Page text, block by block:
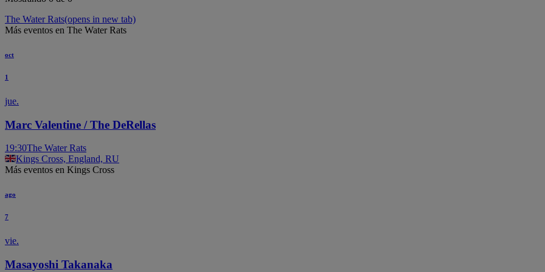
The Water Rats(opens in new tab)
Más eventos en The Water Rats
oct
1
jue.
Marc Valentine / The DeRellas
19:30The Water Rats
Kings Cross, England, RU
Más eventos en Kings Cross
ago
7
vie.
Masayoshi Takanaka